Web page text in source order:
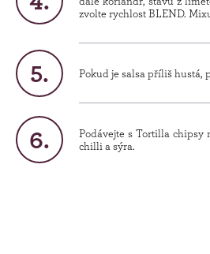
zvolte rychlost BLEND.
Pokud je salsa příliš hustá,
Podávejte s Tortilla chipsy
chilli a sýra.